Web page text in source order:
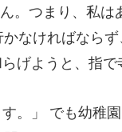
。つまり、私
なければな
も幼稚